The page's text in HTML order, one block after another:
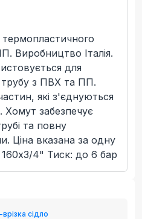
термопластичного
Виробництво Італія.
для
трубу з ПВХ та ПП.
які з'єднуються
забезпечує
та повну
Ціна вказана за одну
4" Тиск: до 6 бар
сідло